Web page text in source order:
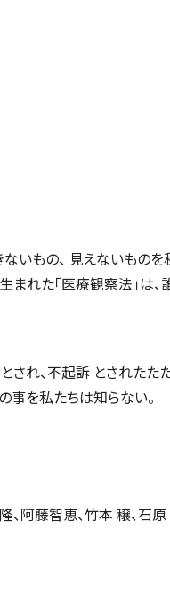
いもの、 見えないものを
まれた「医療観察法」は、
れ、不起訴 とされたた
事を私たちは知らない。
、阿藤智恵、竹本 穣、石